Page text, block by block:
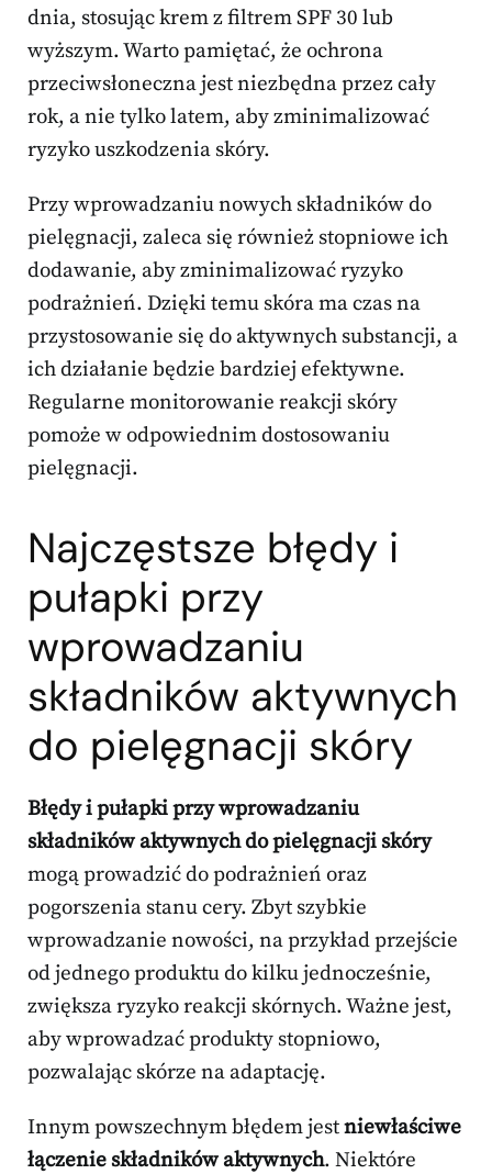
dnia, stosując krem z filtrem SPF 30 lub
wyższym. Warto pamiętać, że ochrona
przeciwsłoneczna jest niezbędna przez cały
rok, a nie tylko latem, aby zminimalizować
ryzyko uszkodzenia skóry.
Przy wprowadzaniu nowych składników do
pielęgnacji, zaleca się również stopniowe ich
dodawanie, aby zminimalizować ryzyko
podrażnień. Dzięki temu skóra ma czas na
przystosowanie się do aktywnych substancji, a
ich działanie będzie bardziej efektywne.
Regularne monitorowanie reakcji skóry
pomoże w odpowiednim dostosowaniu
pielęgnacji.
Najczęstsze błędy i
pułapki przy
wprowadzaniu
składników aktywnych
do pielęgnacji skóry
Błędy i pułapki przy wprowadzaniu
składników aktywnych do pielęgnacji skóry
mogą prowadzić do podrażnień oraz
pogorszenia stanu cery. Zbyt szybkie
wprowadzanie nowości, na przykład przejście
od jednego produktu do kilku jednocześnie,
zwiększa ryzyko reakcji skórnych. Ważne jest,
aby wprowadzać produkty stopniowo,
pozwalając skórze na adaptację.
Innym powszechnym błędem jestniewłaściwe
łączenie składników aktywnych. Niektóre